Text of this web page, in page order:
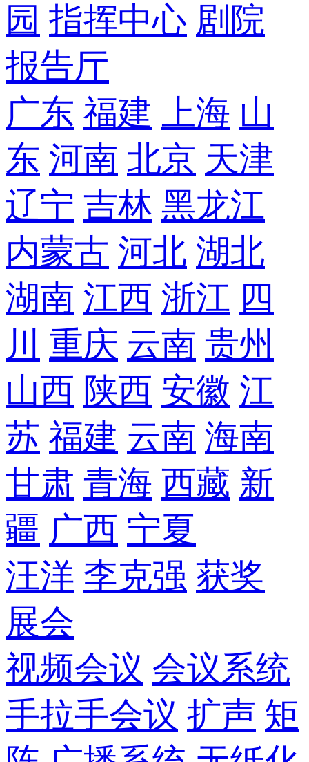
园 指挥中心 剧院
报告厅
广东 福建 上海 山
东 河南 北京 天津
辽宁 吉林 黑龙江
内蒙古 河北 湖北
湖南 江西 浙江 四
川
重庆 云南 贵州
山西 陕西 安徽 江
苏 福建 云南 海南
甘肃 青海 西藏 新
疆 广西 宁夏
汪洋 李克强 获奖
展会
视频会议 会议系统
手拉手会议 扩声 矩